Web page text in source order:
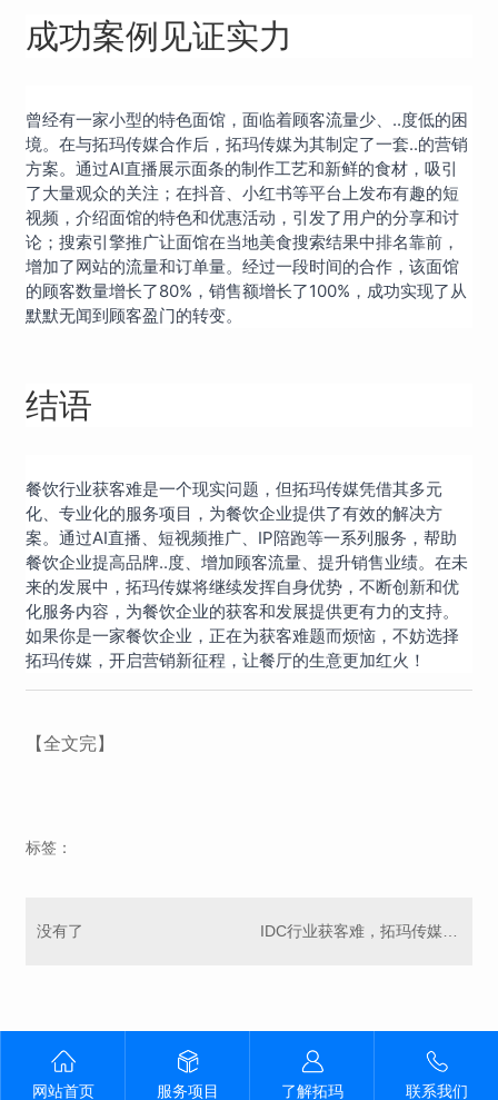
成功案例见证实力
曾经有一家小型的特色面馆，面临着顾客流量少、..度低的困
境。在与拓玛传媒合作后，拓玛传媒为其制定了一套..的营销
方案。通过AI直播展示面条的制作工艺和新鲜的食材，吸引
了大量观众的关注；在抖音、小红书等平台上发布有趣的短
视频，介绍面馆的特色和优惠活动，引发了用户的分享和讨
论；搜索引擎推广让面馆在当地美食搜索结果中排名靠前，
增加了网站的流量和订单量。经过一段时间的合作，该面馆
的顾客数量增长了80%，销售额增长了100%，成功实现了从
默默无闻到顾客盈门的转变。
结语
餐饮行业获客难是一个现实问题，但拓玛传媒凭借其多元
化、专业化的服务项目，为餐饮企业提供了有效的解决方
案。通过AI直播、短视频推广、IP陪跑等一系列服务，帮助
餐饮企业提高品牌..度、增加顾客流量、提升销售业绩。在未
来的发展中，拓玛传媒将继续发挥自身优势，不断创新和优
化服务内容，为餐饮企业的获客和发展提供更有力的支持。
如果你是一家餐饮企业，正在为获客难题而烦恼，不妨选择
拓玛传媒，开启营销新征程，让餐厅的生意更加红火！
【全文完】
标签：
没有了
网站首页 服务项目 了解拓玛 联系我们